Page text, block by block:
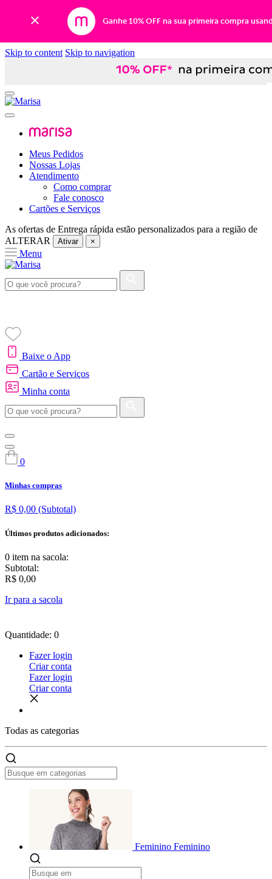
Ganhe 10% OFF na sua primeira compra
Skip to content Skip to navigation
Meus Pedidos
Nossas Lojas
Atendimento
Como comprar
Fale conosco
Cartões e Serviços
As ofertas de Entrega rápida estão personalizados para a região de
ALTERAR
Ativar ×
Menu
Baixe o App
Cartão e Serviços
Minha conta
0
Minhas compras
R$ 0,00 (Subtotal)
Últimos produtos adicionados:
0 item na sacola:
Subtotal:
R$ 0,00
Ir para a sacola
Quantidade: 0
Fazer login
Criar conta
Fazer login
Criar conta
Todas as categorias
Feminino Feminino